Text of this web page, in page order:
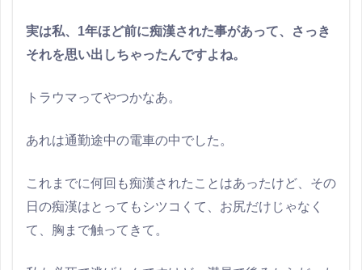
実は私、1年ほど前に痴漢された事があって、さっき
それを思い出しちゃったんですよね。
トラウマってやつかなあ。
あれは通勤途中の電車の中でした。
これまでに何回も痴漢されたことはあったけど、その
日の痴漢はとってもシツコくて、お尻だけじゃなく
て、胸まで触ってきて。